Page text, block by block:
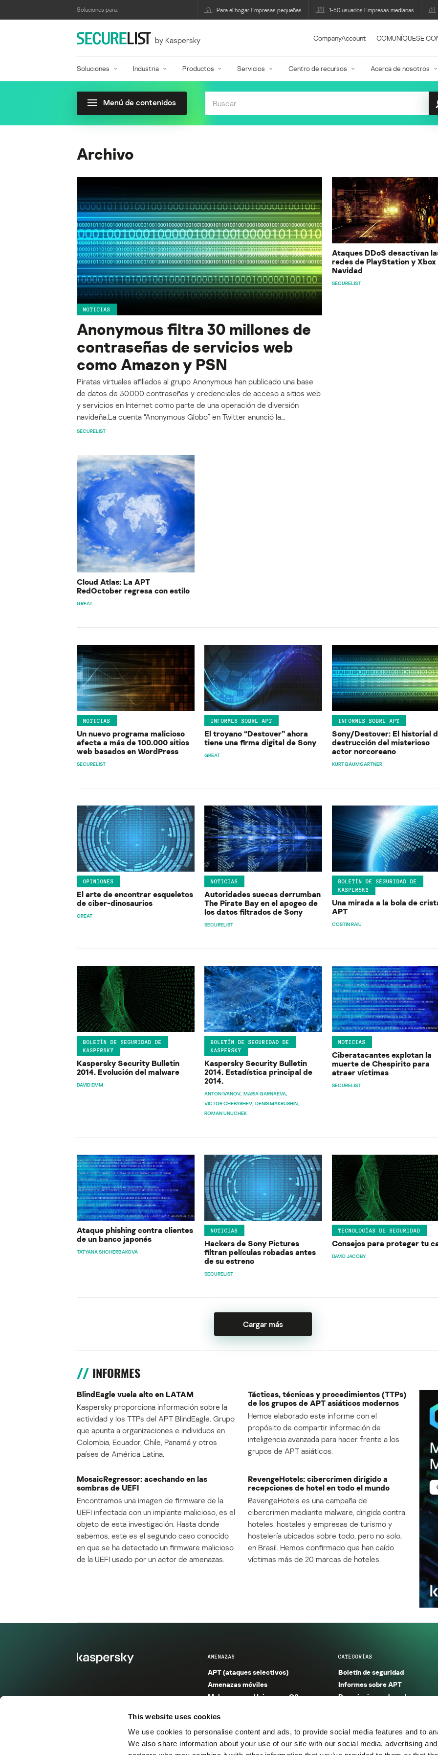
This website uses cookies
We use cookies to personalise content and ads, to provide social media features and to
We also share information about your use of our site with our social media, advertising
Soluciones para: Para el hogar Empresas pequeñas 1-50 usuarios Empresas medianas
by Kaspersky CompanyAccount COMUNÍQUESE
Soluciones Industria Productos Servicios Centro de recursos Acerca de nosotros
Menú de contenidos
Archivo
NOTICIAS
Anonymous filtra 30 millones de
contraseñas de servicios web
como Amazon y PSN
Piratas virtuales afiliados al grupo Anonymous han publicado una base
de datos de 30.000 contraseñas y credenciales de acceso a sitios web
y servicios en Internet como parte de una operación de diversión
navideña.La cuenta “Anonymous Globo” en Twitter anunció la…
SECURELIST
Ataques DDoS desactivan
redes de PlayStation y Xbox
Navidad
SECURELIST
Cloud Atlas: La APT
RedOctober regresa con estilo
GREAT
NOTICIAS
Un nuevo programa malicioso
afecta a más de 100.000 sitios
web basados en WordPress
SECURELIST
INFORMES SOBRE APT
El troyano “Destover” ahora
tiene una firma digital de Sony
GREAT
INFORMES SOBRE APT
Sony/Destover: El historial
destrucción del misterioso
actor norcoreano
KURT BAUMGARTNER
OPINIONES
El arte de encontrar esqueletos
de ciber-dinosaurios
GREAT
NOTICIAS
Autoridades suecas derrumban
The Pirate Bay en el apogeo de
los datos filtrados de Sony
SECURELIST
BOLETÍN DE SEGURIDAD DE
KASPERSKY
Una mirada a la bola de
APT
COSTIN RAIU
BOLETÍN DE SEGURIDAD DE
KASPERSKY
Kaspersky Security Bulletin
2014. Evolución del malware
DAVID EMM
BOLETÍN DE SEGURIDAD DE
KASPERSKY
Kaspersky Security Bulletin
2014. Estadística principal de
2014.
ANTON IVANOV MARIA GARNAEVA
VICTOR CHEBYSHEV DENIS MAKRUSHIN
ROMAN UNUCHEK
NOTICIAS
Ciberatacantes explotan la
muerte de Chespirito para
atraer víctimas
SECURELIST
Ataque phishing contra clientes
de un banco japonés
TATYANA SHCHERBAKOVA
NOTICIAS
Hackers de Sony Pictures
filtran películas robadas antes
de su estreno
SECURELIST
TECNOLOGÍAS DE SEGURIDAD
Consejos para proteger tu
DAVID JACOBY
Cargar más
INFORMES
BlindEagle vuela alto en LATAM
Kaspersky proporciona información sobre la
actividad y los TTPs del APT BlindEagle. Grupo
que apunta a organizaciones e individuos en
Colombia, Ecuador, Chile, Panamá y otros
países de América Latina.
Tácticas, técnicas y procedimientos (TTPs)
de los grupos de APT asiáticos modernos
Hemos elaborado este informe con el
propósito de compartir información de
inteligencia avanzada para hacer frente a los
grupos de APT asiáticos.
MosaicRegressor: acechando en las
sombras de UEFI
Encontramos una imagen de firmware de la
UEFI infectada con un implante malicioso, es el
objeto de esta investigación. Hasta donde
sabemos, este es el segundo caso conocido
en que se ha detectado un firmware malicioso
de la UEFI usado por un actor de amenazas.
RevengeHotels: cibercrimen dirigido a
recepciones de hotel en todo el mundo
RevengeHotels es una campaña de
cibercrimen mediante malware, dirigida contra
hoteles, hostales y empresas de turismo y
hostelería ubicados sobre todo, pero no solo,
en Brasil. Hemos confirmado que han caído
víctimas más de 20 marcas de hoteles.
AMENAZAS
APT (ataques selectivos)
Amenazas móviles
Malware para Unix y macOS
Entorno seguro (IoT)
Amenazas financieras
Amenazas industriales
CATEGORÍAS
Boletín de seguridad
Informes sobre APT
Descripciones de malware
Informes sobre spam y
Publicaciones